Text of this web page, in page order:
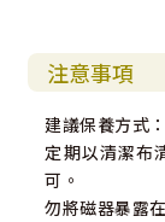
注意事項
建議保養方式：
定期以清潔布
可。
勿將磁器暴露